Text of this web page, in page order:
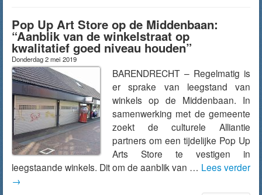
Pop Up Art Store op de Middenbaan:
“Aanblik van de winkelstraat op
kwalitatief goed niveau houden”
Donderdag 2 mei 2019
BARENDRECHT – Regelmatig is
er sprake van leegstand van
winkels op de Middenbaan. In
samenwerking met de gemeente
zoekt de culturele Alliantie
partners om een tijdelijke Pop Up
Arts Store te vestigen in
leegstaande winkels. Dit om de aanblik van … Lees verder
→